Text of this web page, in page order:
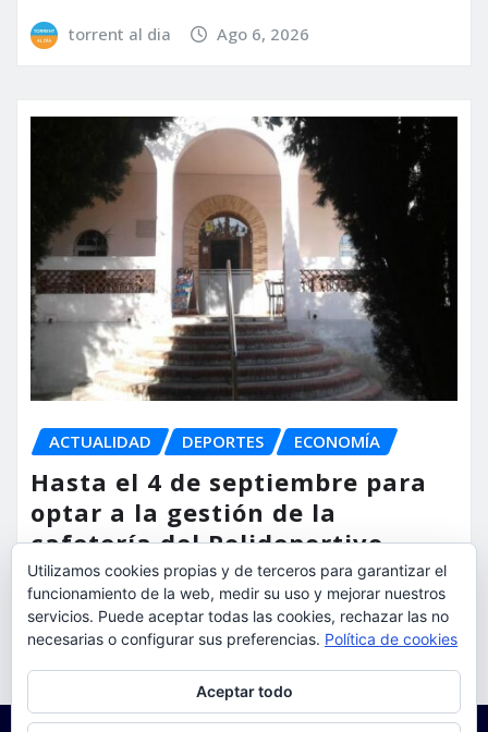
torrent al dia Ago 6, 2026
ACTUALIDAD DEPORTES ECONOMÍA
Hasta el 4 de septiembre para
optar a la gestión de la
cafetería del Polideportivo
Anabel Medina de Torrent
torrent al dia Ago 6, 2026
Utilizamos cookies propias y de terceros para garantizar el
funcionamiento de la web, medir su uso y mejorar nuestros
servicios. Puede aceptar todas las cookies, rechazar las no
necesarias o configurar sus preferencias. Política de cookies
Aceptar todo